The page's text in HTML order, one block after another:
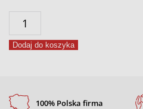
ilość
Kminek
ziarno
Dodaj do koszyka
100% Polska firma